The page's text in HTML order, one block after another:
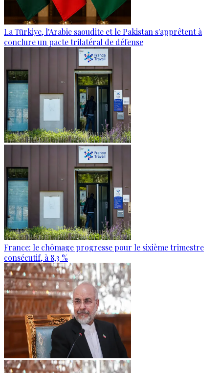
La Türkiye, l'Arabie saoudite et le Pakistan s'apprêtent à
conclure un pacte trilatéral de défense
France: le chômage progresse pour le sixième trimestre
consécutif, à 8,3 %